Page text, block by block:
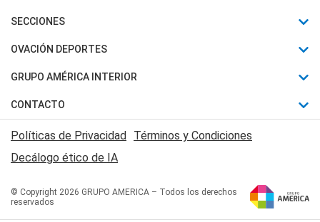
Últimas Noticias
Política
Judiciales
Economia
SECCIONES
Horóscopo
Motores
Trucos caseros
Series y Películas
Edictos y Solicitadas
OVACIÓN DEPORTES
Fútbol
Mundial
Automovilismo
Rugby
Básquet
GRUPO AMÉRICA INTERIOR
Canal 7 en Vivo
San Juan 8
CONTACTO
Acerca de Nosotros
Contactanos
Políticas de Privacidad Términos y Condiciones
Decálogo ético de IA
© Copyright 2026 GRUPO AMERICA – Todos los derechos
reservados